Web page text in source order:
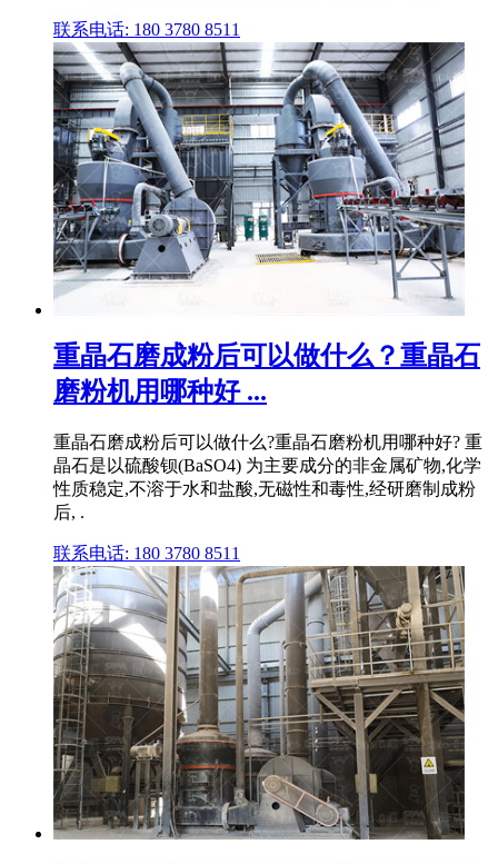
联系电话: 180 3780 8511
重晶石磨成粉后可以做什么？重晶石
磨粉机用哪种好 ...
重晶石磨成粉后可以做什么?重晶石磨粉机用哪种好? 重
晶石是以硫酸钡(BaSO4) 为主要成分的非金属矿物,化学
性质稳定,不溶于水和盐酸,无磁性和毒性,经研磨制成粉
后, .
联系电话: 180 3780 8511